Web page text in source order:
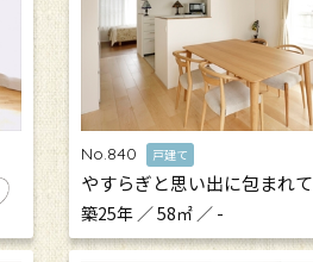
No.840 戸建て
やすらぎと思い出に包まれて
築25年 ／ 58㎡ ／ -